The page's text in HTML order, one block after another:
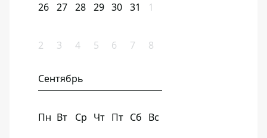
26 27 28 29 30 31 1
2 3 4 5 6 7 8
Сентябрь
Пн Вт Ср Чт Пт Сб Вс